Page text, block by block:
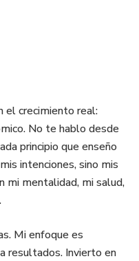
y vender.
el crecimiento real:
No te hablo desde
principio que enseño
intenciones, sino mis
mi mentalidad, mi salud,
Mi enfoque es
resultados. Invierto en